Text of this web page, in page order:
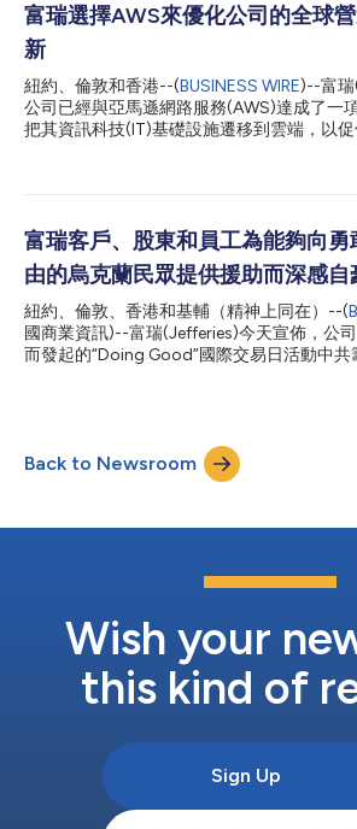
SMBC Group對Jefferies的持股比例超過
始擔任Jefferies董事，並將履職至任期屆滿
SMBC Group的全球策略聯盟合作正逐步落
日本股權合資公司也將於2027年1月正式營
SMBC Group決定由全球業務部共同主管擔
參與董事會工作。Jefferi...
富瑞選擇AWS來優化公司的全球
新
紐約、倫敦和香港--(BUSINESS WIRE)--富瑞
公司已經與亞馬遜網路服務(AWS)達成了一
把其資訊科技(IT)基礎設施遷移到雲端，以促
公司的數據移轉到AWS。富瑞與AWS的合
發、營運效率和成本優勢。 富瑞將利用AWS
能力和成熟的全球基礎設施，來推動現有流
並更快、更有效地開發新產品和改善現有服
規模和敏捷性外，AWS還將為富瑞提供更高
富瑞資訊總監Vikram Dewan評論道：「與
變革，也是富瑞在整合雲端運算方面居於領
應用程式開發轉向應用程式組裝和整合模式
富瑞客戶、股東和員工為能夠向勇
由的烏克蘭民眾提供援助而深感自
紐約、倫敦、香港和基輔（精神上同在）--(
國商業資訊)--富瑞(Jefferies)今天宣佈，公
而發起的“Doing Good”國際交易日活動中共
元，富瑞則以公司名義捐款100萬美元。 富
Handler和總裁Brian Friedman評論道： 「今
一位成員在內心和精神上都是烏克蘭人。面
瑞迄今為止規模最大的募捐活動中，富瑞的
蘭的悲劇在我們眼前發生，我們感到無能為
這次機會，為烏克蘭飽受苦難的家庭、兒童
組織 組織簡介 資助金額 美國關懷組織 該組
Back to Newsroom
Wish your
this kind of
Sign Up